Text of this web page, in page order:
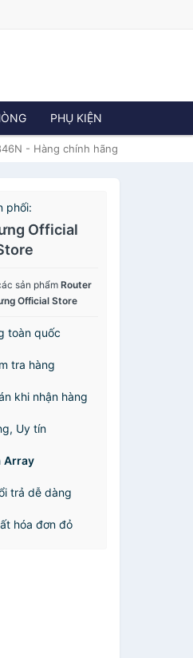
PHỤ KIỆN
- Hàng chính hãng
phối:
Official
sản phẩmRouter
Official Store
toàn quốc
tra hàng
khi nhận hàng
Uy tín
Array
trả dễ dàng
hóa đơn đỏ